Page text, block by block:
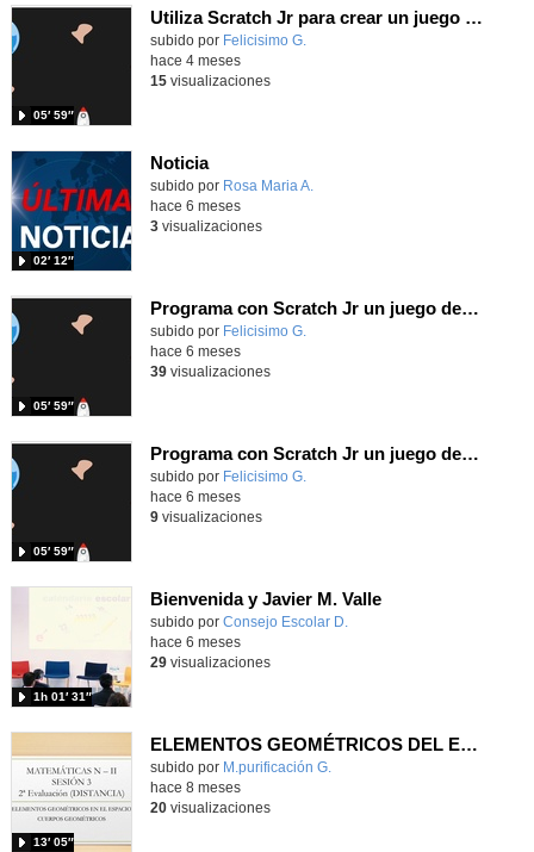
Utiliza Scratch Jr para crear un juego de evasión tipo Asteroid moviendo tu cohete
Contenido educativo.
subido por Felicisimo G.
05′ 59″
hace 4 meses
15visualizaciones
Noticia
Contenido educativo.
subido por Rosa Maria A.
02′ 12″
hace 6 meses
3visualizaciones
Programa con Scratch Jr un juego de evitar obstáculos basado en el "Asteroids"
Contenido educativo.
subido por Felicisimo G.
05′ 59″
hace 6 meses
39visualizaciones
Programa con Scratch Jr un juego de evitar obstáculos basado en el "Asteroids"
Contenido educativo.
subido por Felicisimo G.
05′ 59″
hace 6 meses
9visualizaciones
Bienvenida y Javier M. Valle
Contenido educativo.
subido por Consejo Escolar D.
1h 01′ 31″
hace 6 meses
29visualizaciones
ELEMENTOS GEOMÉTRICOS DEL ESPACIO
Contenido educativo.
subido por M.purificación G.
13′ 05″
hace 8 meses
20visualizaciones